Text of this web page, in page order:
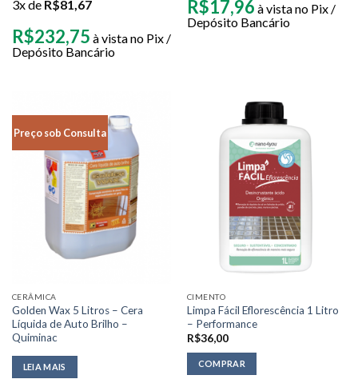
3x de R$81,67
R$232,75 à vista no Pix /
Depósito Bancário
R$17,96 à vista no Pix /
Depósito Bancário
Preço sob Consulta
CERÂMICA
Golden Wax 5 Litros – Cera
Líquida de Auto Brilho –
Quiminac
LEIA MAIS
CIMENTO
Limpa Fácil Eflorescência 1 Litro
– Performance
R$36,00
COMPRAR